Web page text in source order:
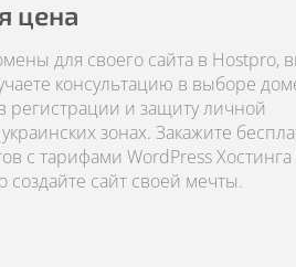
цена
для своего сайта в Hostpro,
консультацию в выборе
и защиту личной
зонах. Закажите
с тарифами WordPress Хостинга
создайте сайт своей мечты.